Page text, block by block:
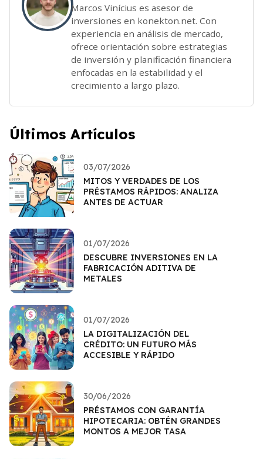
Marcos Vinícius es asesor de
inversiones en konekton.net. Con
experiencia en análisis de mercado,
ofrece orientación sobre estrategias
de inversión y planificación financiera
enfocadas en la estabilidad y el
crecimiento a largo plazo.
Últimos Artículos
03/07/2026
MITOS Y VERDADES DE LOS
PRÉSTAMOS RÁPIDOS: ANALIZA
ANTES DE ACTUAR
01/07/2026
DESCUBRE INVERSIONES EN LA
FABRICACIÓN ADITIVA DE
METALES
01/07/2026
LA DIGITALIZACIÓN DEL
CRÉDITO: UN FUTURO MÁS
ACCESIBLE Y RÁPIDO
30/06/2026
PRÉSTAMOS CON GARANTÍA
HIPOTECARIA: OBTÉN GRANDES
MONTOS A MEJOR TASA